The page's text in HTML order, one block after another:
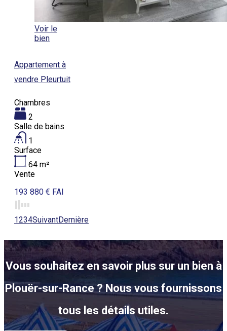
Voir le
bien
Appartement à
vendre Pleurtuit
Chambres
2
Salle de bains
1
Surface
64 m²
Vente
193 880 € FAI
1234SuivantDernière
Vous souhaitez en savoir plus sur un bien à
Plouër-sur-Rance ? Nous vous fournissons
tous les détails utiles.